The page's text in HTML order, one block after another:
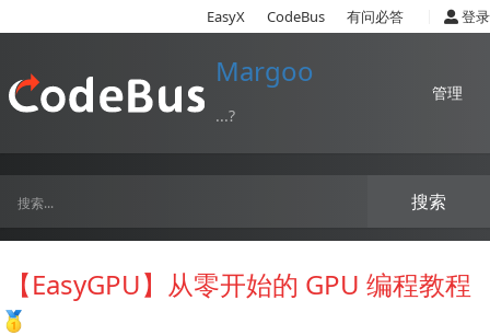
EasyX CodeBus 有问必答 登录
Margoo
...?
管理
【EasyGPU】从零开始的 GPU 编程教程
搜索